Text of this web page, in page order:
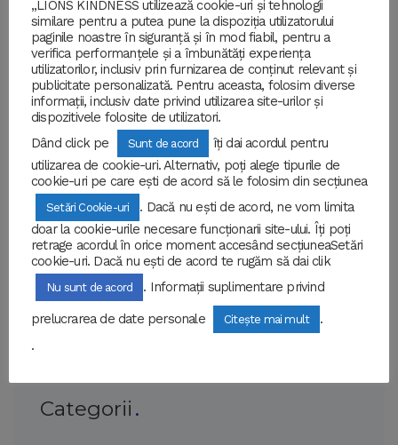
O nouă poveste, o nouă oportunitate
de a ajuta.
O nouă poveste, o nouă oportunitate de a ajuta.
Întâmplător,...
Categorii
„LIONS KINDNESS utilizează cookie-uri și tehnologii
similare pentru a putea pune la dispoziția utilizatorului
paginile noastre în siguranță și în mod fiabil, pentru a
verifica performanțele și a îmbunătăți experiența
utilizatorilor, inclusiv prin furnizarea de conținut relevant și
publicitate personalizată. Pentru aceasta, folosim diverse
informații, inclusiv date privind utilizarea site-urilor și
dispozitivele folosite de utilizatori.
Dând click pe
Sunt de acord
îți dai acordul pentru
utilizarea de cookie-uri. Alternativ, poți alege tipurile de
cookie-uri pe care ești de acord să le folosim din secțiunea
Setări Cookie-uri
. Dacă nu ești de acord, ne vom limita
doar la cookie-urile necesare funcționarii site-ului. Îți poți
retrage acordul în orice moment accesând secțiuneaSetări
cookie-uri. Dacă nu ești de acord te rugăm să dai clik
Nu sunt de acord
. Informații suplimentare privind
prelucrarea de date personale
Citește mai mult
.
.